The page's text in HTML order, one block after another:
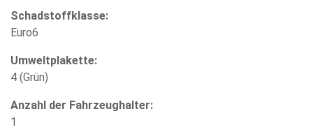
Schadstoffklasse:
Euro6
Umweltplakette:
4 (Grün)
Anzahl der Fahrzeughalter:
1